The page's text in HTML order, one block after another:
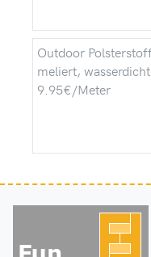
Outdoor
meliert, wasserdicht
9.95€/Meter